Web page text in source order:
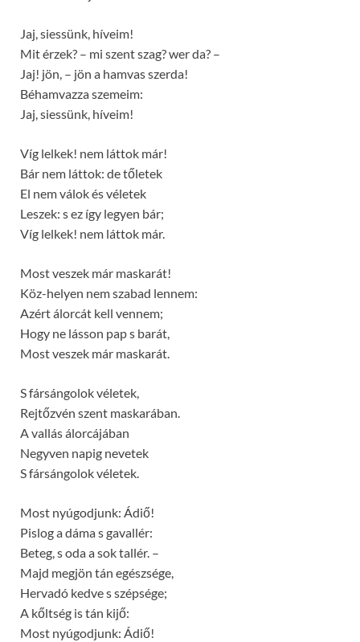
Jaj, siessünk, híveim!
Mit érzek? – mi szent szag? wer da? –
Jaj! jön, – jön a hamvas szerda!
Béhamvazza szemeim:
Jaj, siessünk, híveim!
Víg lelkek! nem láttok már!
Bár nem láttok: de tőletek
El nem válok és véletek
Leszek: s ez így legyen bár;
Víg lelkek! nem láttok már.
Most veszek már maskarát!
Köz-helyen nem szabad lennem:
Azért álorcát kell vennem;
Hogy ne lásson pap s barát,
Most veszek már maskarát.
S fársángolok véletek,
Rejtőzvén szent maskarában.
A vallás álorcájában
Negyven napig nevetek
S fársángolok véletek.
Most nyúgodjunk: Ádiő!
Pislog a dáma s gavallér:
Beteg, s oda a sok tallér. –
Majd megjön tán egészsége,
Hervadó kedve s szépsége;
A kőltség is tán kijő:
Most nyúgodjunk: Ádiő!